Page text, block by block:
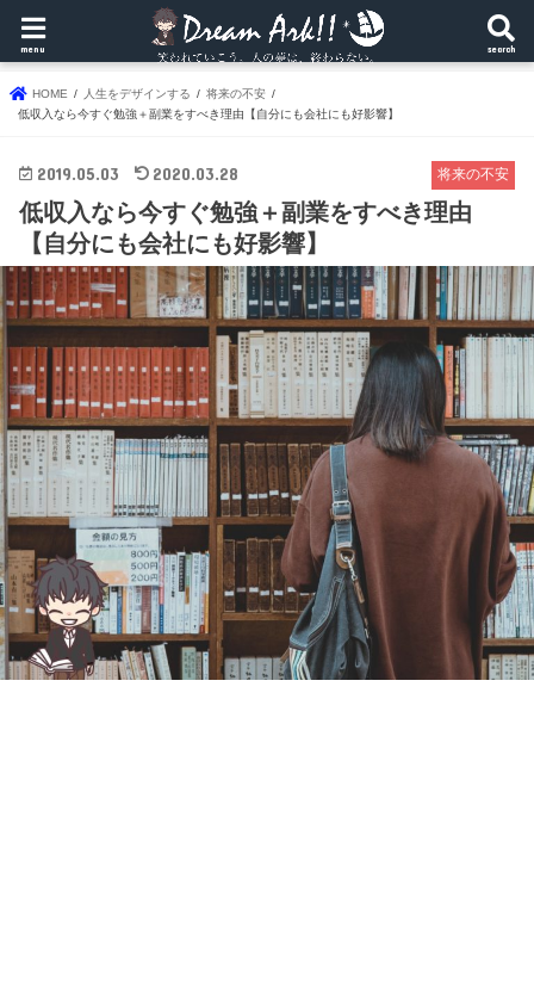
search
menu
HOME 人生をデザインする
将来の不安
低収入なら今すぐ勉強＋副業をすべき理由【自分にも会社にも好影響】
将来の不安
2019.05.03 2020.03.28
低収入なら今すぐ勉強＋副業をすべき理由
【自分にも会社にも好影響】